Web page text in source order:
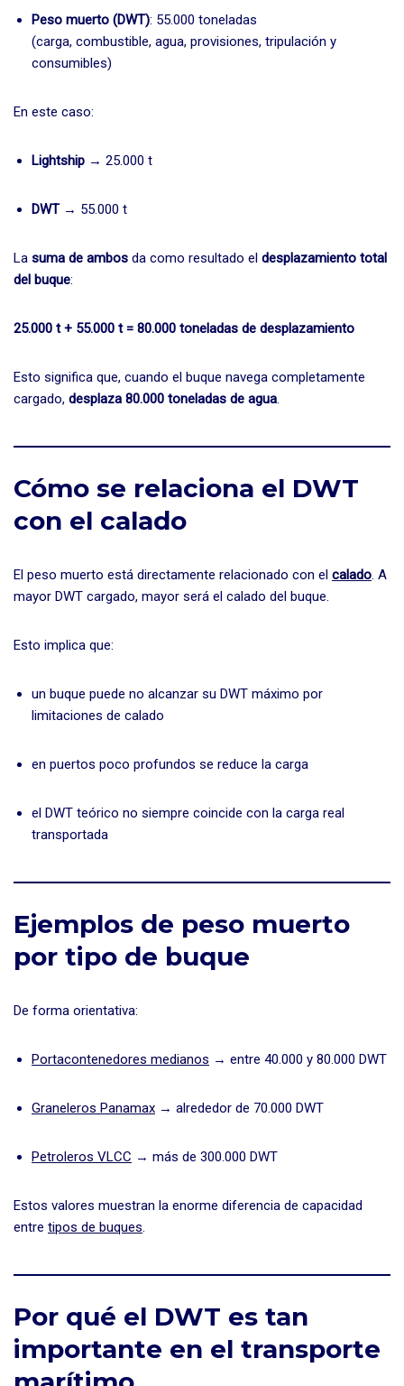
Peso muerto (DWT): 55.000 toneladas
(carga, combustible, agua, provisiones, tripulación y
consumibles)
En este caso:
Lightship → 25.000 t
DWT→ 55.000 t
La suma de ambos da como resultado el desplazamiento total
del buque:
25.000 t + 55.000 t = 80.000 toneladas de desplazamiento
Esto significa que, cuando el buque navega completamente
cargado, desplaza 80.000 toneladas de agua.
Cómo se relaciona el DWT
con el calado
El peso muerto está directamente relacionado con el calado. A
mayor DWT cargado, mayor será el calado del buque.
Esto implica que:
un buque puede no alcanzar su DWT máximo por
limitaciones de calado
en puertos poco profundos se reduce la carga
el DWT teórico no siempre coincide con la carga real
transportada
Ejemplos de peso muerto
por tipo de buque
De forma orientativa:
Portacontenedores medianos → entre 40.000 y 80.000 DWT
Graneleros Panamax → alrededor de 70.000 DWT
Petroleros VLCC → más de 300.000 DWT
Estos valores muestran la enorme diferencia de capacidad
entre tipos de buques.
Por qué el DWT es tan
importante en el transporte